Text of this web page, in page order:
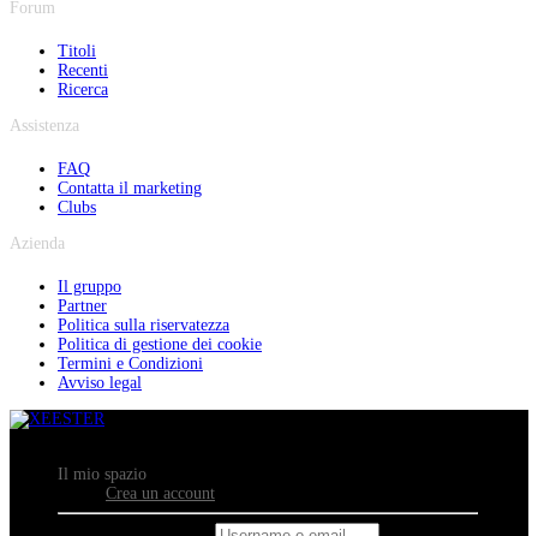
Forum
Titoli
Recenti
Ricerca
Assistenza
FAQ
Contatta il marketing
Clubs
Azienda
Il gruppo
Partner
Politica sulla riservatezza
Politica di gestione dei cookie
Termini e Condizioni
Avviso legal
Il mio spazio
Crea un account